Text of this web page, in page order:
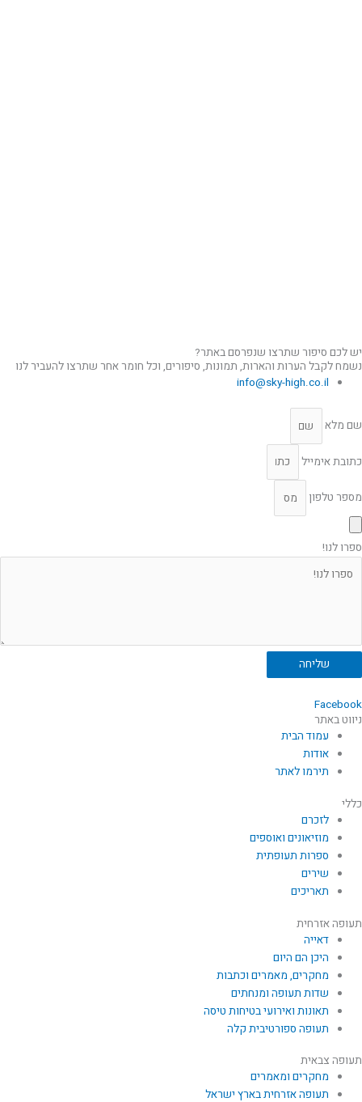
יש לכם סיפור שתרצו שנפרסם באתר?
נשמח לקבל הערות והארות, תמונות, סיפורים, וכל חומר אחר שתרצו להעביר לנו
info@sky-high.co.il
שם מלא
כתובת אימייל
מספר טלפון
ספרו לנו!
שליחה
Facebook
ניווט באתר
עמוד הבית
אודות
תירמו לאתר
כללי
לזכרם
מוזיאונים ואוספים
ספרות תעופתית
שירים
תאריכים
תעופה אזרחית
דאייה
היכן הם היום
מחקרים, מאמרים וכתבות
שדות תעופה ומנחתים
תאונות ואירועי בטיחות טיסה
תעופה ספורטיבית קלה
תעופה צבאית
מחקרים ומאמרים
תעופה אזרחית בארץ ישראל